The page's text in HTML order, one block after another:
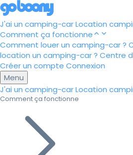
J'ai un camping-carLocation
Comment ça fonctionne
Comment louer un camping-car ?
location un camping-car ? Centre
Créer un compte Connexion
Menu
J'ai un camping-carLocation
Comment ça fonctionne